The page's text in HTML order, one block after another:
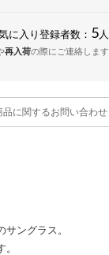
に入り登録者数： 5 人
再入荷の際にご連絡します
品に関するお問い合わせ
ングラス。